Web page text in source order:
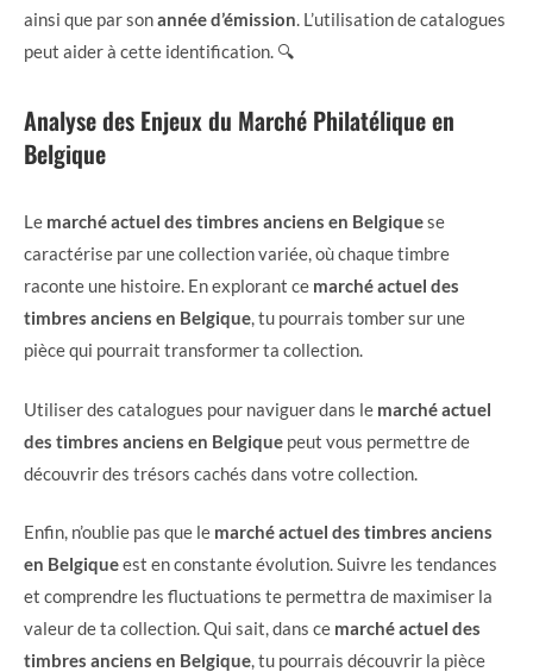
ainsi que par sonannée d’émission. L’utilisation de catalogues
peut aider à cette identification. 🔍
Analyse des Enjeux du Marché Philatélique en
Belgique
Le marché actuel des timbres anciens en Belgiquese
caractérise par une collection variée, où chaque timbre
raconte une histoire. En explorant ce marché actuel des
timbres anciens en Belgique, tu pourrais tomber sur une
pièce qui pourrait transformer ta collection.
Utiliser des catalogues pour naviguer dans le marché actuel
des timbres anciens en Belgique peut vous permettre de
découvrir des trésors cachés dans votre collection.
Enfin, n’oublie pas que le marché actuel des timbres anciens
en Belgiqueest en constante évolution. Suivre les tendances
et comprendre les fluctuations te permettra de maximiser la
valeur de ta collection. Qui sait, dans ce marché actuel des
timbres anciens en Belgique, tu pourrais découvrir la pièce